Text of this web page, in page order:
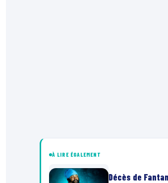
À LIRE ÉGALEMENT
Décès de